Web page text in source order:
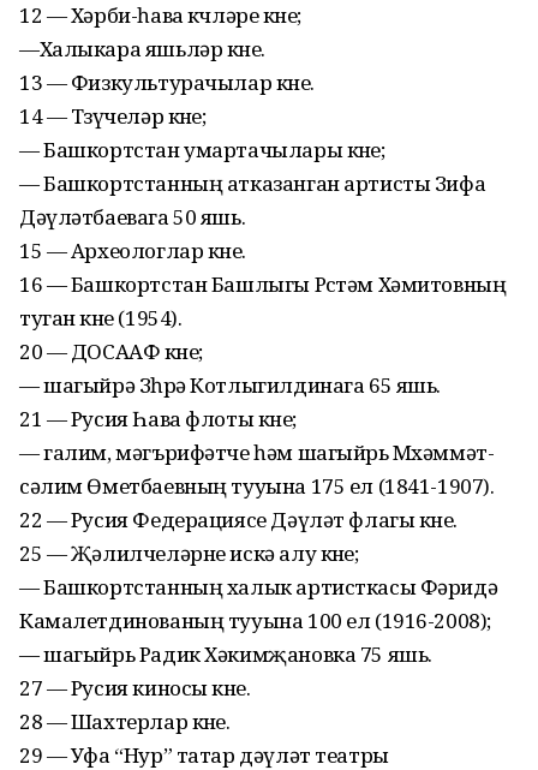
12 — Хәрби-һава көчләре көне;
—Халыкара яшьләр көне.
13 — Физкультурачылар көне.
14 — Төзүчеләр көне;
— Башкортстан умартачылары көне;
— Башкортстанның атказанган артисты Зифа
Дәүләтбаевага 50 яшь.
15 — Археологлар көне.
16 — Башкортстан Башлыгы Рөстәм Хәмитовның
туган көне (1954).
20 — ДОСААФ көне;
— шагыйрә Зөһрә Котлыгилдинага 65 яшь.
21 — Русия Һава флоты көне;
— галим, мәгърифәтче һәм шагыйрь Мөхәммәт­
сәлим Өмет­баевның тууына 175 ел (1841-1907).
22 — Русия Федерациясе Дәүләт флагы көне.
25 — Җәлилчеләрне искә алу көне;
— Башкортстанның халык артисткасы Фәридә
Камалетдинованың тууына 100 ел (1916-2008);
— шагыйрь Радик Хә­кимҗановка 75 яшь.
27 — Русия киносы көне.
28 — Шахтерлар көне.
29 — Уфа “Нур” татар дәүләт театры